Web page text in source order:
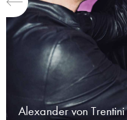
Alexander von